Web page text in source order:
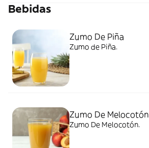
Bebidas
Zumo De Piña
Zumo de Piña.
Zumo De Melocotón
Zumo De Melocotón.